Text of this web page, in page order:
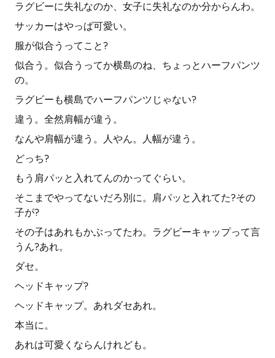
ラグビーに失礼なのか、女子に失礼なのか分からんわ。
サッカーはやっぱ可愛い。
服が似合うってこと?
似合う。似合うってか横島のね、ちょっとハーフパンツ
の。
ラグビーも横島でハーフパンツじゃない?
違う。全然肩幅が違う。
なんや肩幅が違う。人やん。人幅が違う。
どっち?
もう肩パッと入れてんのかってぐらい。
そこまでやってないだろ別に。肩パッと入れてた?その
子が?
その子はあれもかぶってたわ。ラグビーキャップって言
うん?あれ。
ダセ。
ヘッドキャップ?
ヘッドキャップ。あれダセあれ。
本当に。
あれは可愛くならんけれども。